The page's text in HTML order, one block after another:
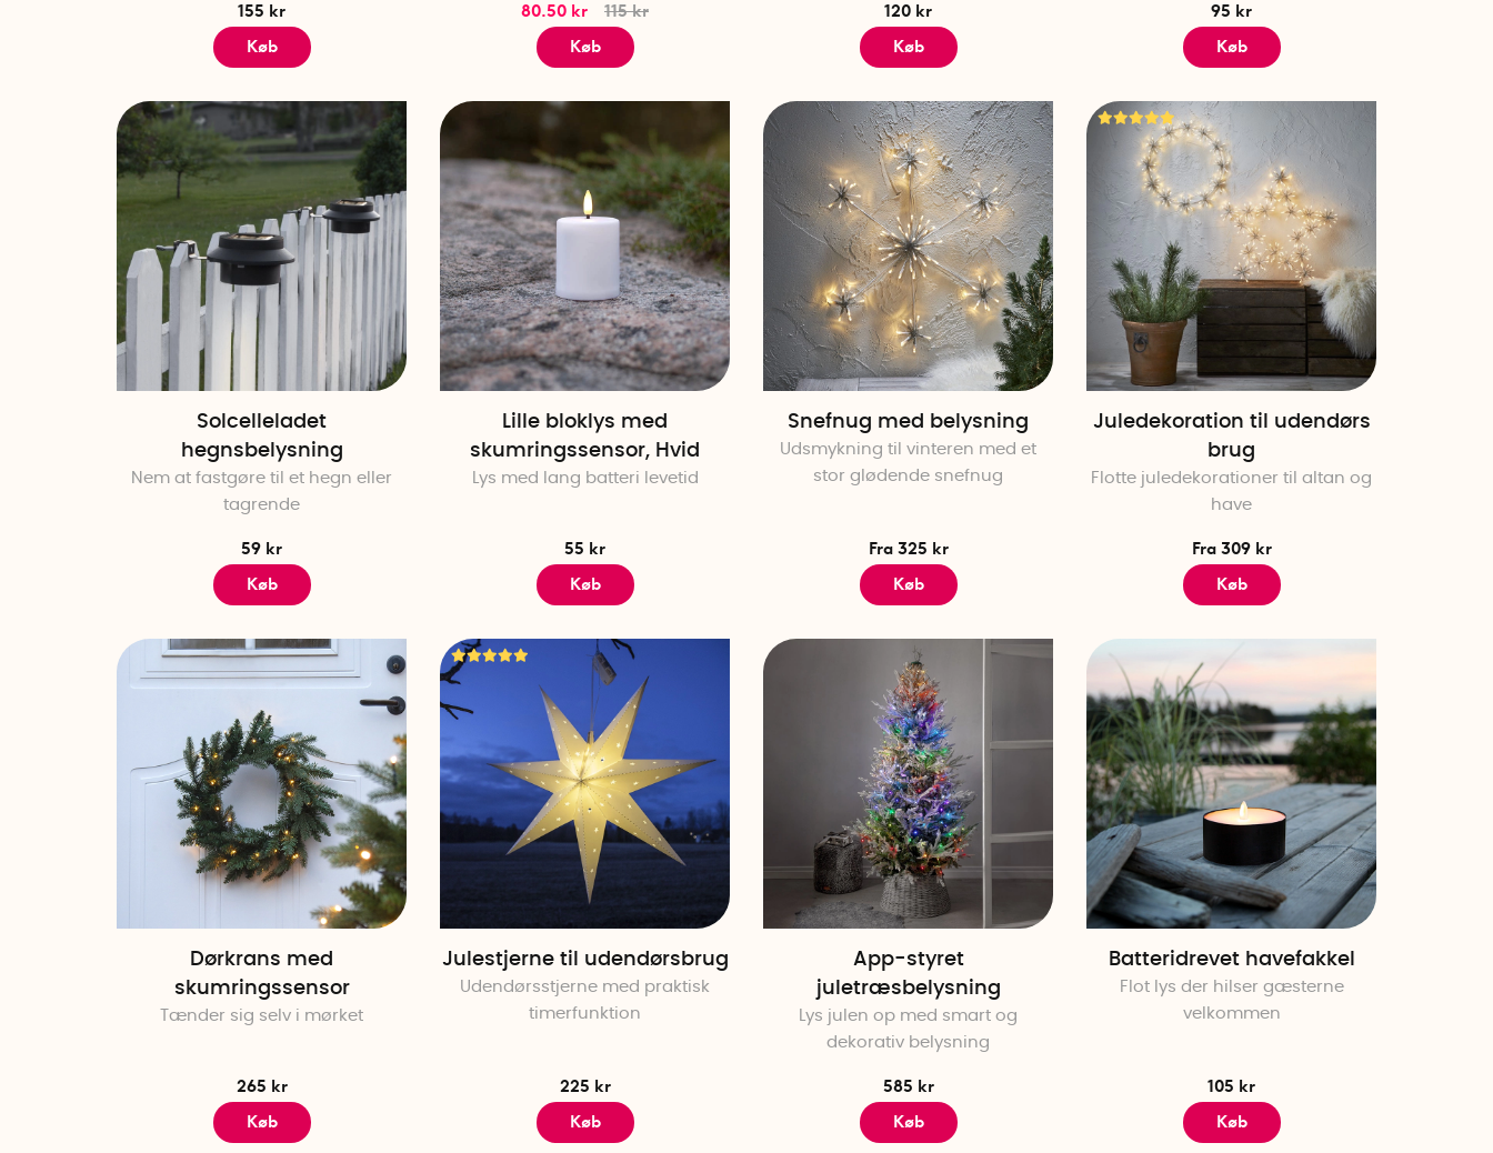
155 kr
Køb
80.50 kr
115 kr
Køb
120 kr
Køb
95 kr
Køb
Solcelleladet
hegnsbelysning
Nem at fastgøre til et hegn eller
tagrende
59 kr
Køb
Lille bloklys med
skumringssensor, Hvid
Lys med lang batteri levetid
55 kr
Køb
Snefnug med belysning
Udsmykning til vinteren med et
stor glødende snefnug
Fra 325 kr
Køb
Juledekoration til udendørs
brug
Flotte juledekorationer til altan og
have
Fra 309 kr
Køb
Dørkrans med
skumringssensor
Tænder sig selv i mørket
265 kr
Køb
Julestjerne til udendørsbrug
Udendørsstjerne med praktisk
timerfunktion
225 kr
Køb
App-styret
juletræsbelysning
Lys julen op med smart og
dekorativ belysning
585 kr
Køb
Batteridrevet havefakkel
Flot lys der hilser gæsterne
velkommen
105 kr
Køb